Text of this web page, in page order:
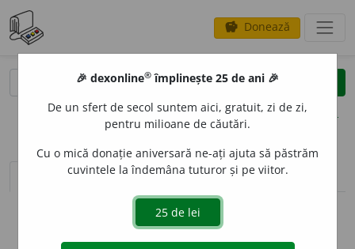
savings Donează
clear
opțiuni
sinteza definițiilor (1) definiții (11) declinări
Aceste definiții sunt compilate de
echipa dexonline. Definițiile
🎉 dexonline® împlinește 25 de ani 🎉
De un sfert de secol suntem aici, gratuit, zi de zi,
pentru milioane de căutări.
Cu o mică donație aniversară ne-ați ajuta să păstrăm
cuvintele la îndemâna tuturor și pe viitor.